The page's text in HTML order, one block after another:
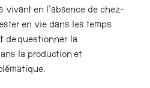
vivant en l’absence de chez-
en vie dans les temps
de questionner la
la production et